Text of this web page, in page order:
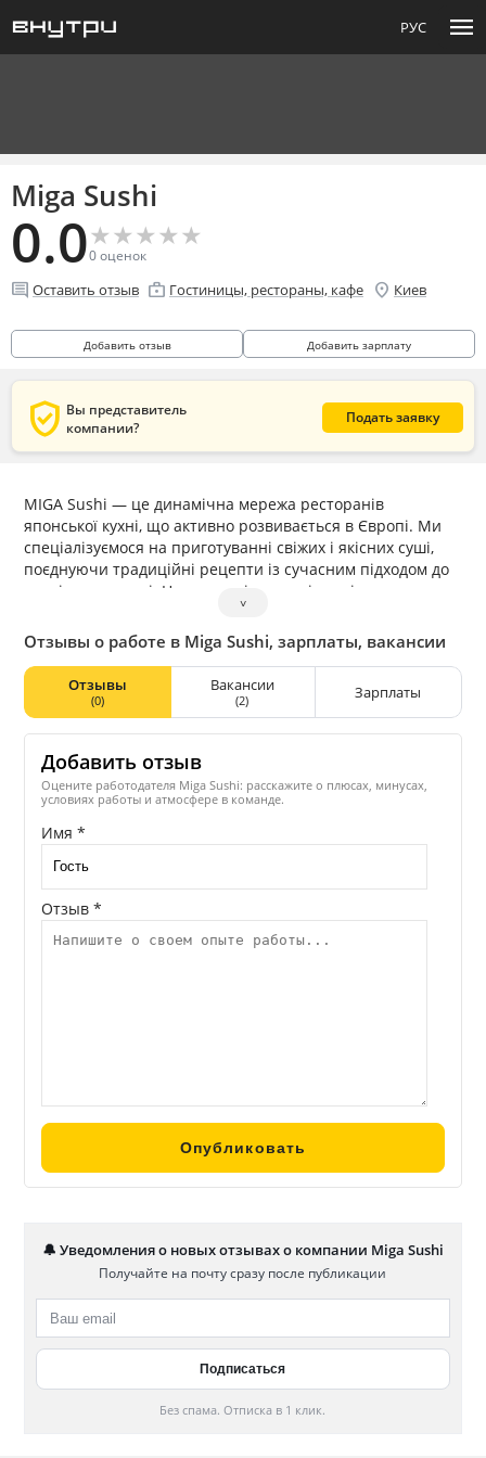
РУС menu
Miga Sushi
0.0★
★★
★★
★★
★★
★
0оценок
comment Оставить отзыв enterprise Гостиницы, рестораны, кафе location_on Киев
Добавить отзыв Добавить зарплату
verified_user Вы представитель
компании?
Подать заявку
MIGA Sushi — це динамічна мережа ресторанів
японської кухні, що активно розвивається в Європі. Ми
спеціалізуємося на приготуванні свіжих і якісних суші,
поєднуючи традиційні рецепти із сучасним підходом до
сервісу та подачі. На сьогодні компанія успішно керує
двома ресторанами в Чехії та трьома в Польщі,
продовжуючи активно розширювати свою присутність
на європейському ринку. Ми впевнено зростаємо,
відкриваємо нові заклади та посилюємо команду
професіоналів. Наша мета — робити якісну японську
кухню доступною, створюючи комфортну атмосферу для
гостей і можливості для розвитку співробітників. Ми
цінуємо ініціативність, швидкість, відповідальність і
прагнення до зростання.
˅
Отзывы о работе в Miga Sushi, зарплаты, вакансии
Отзывы
(0)
Вакансии
(2) Зарплаты
Добавить отзыв
Оцените работодателя Miga Sushi: расскажите о плюсах, минусах,
условиях работы и атмосфере в команде.
Имя *
Отзыв *
🔔 Уведомления о новых отзывах о компании Miga Sushi
Получайте на почту сразу после публикации
Без спама. Отписка в 1 клик.